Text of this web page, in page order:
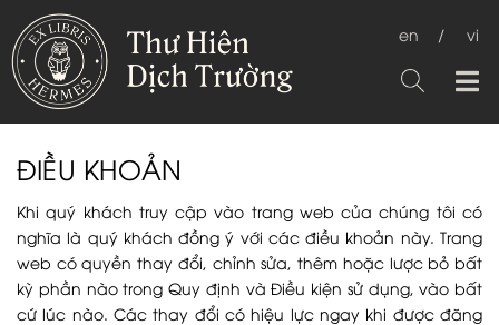
en / vi
ĐIỀU KHOẢN
Khi quý khách truy cập vào trang web của chúng tôi có
nghĩa là quý khách đồng ý với các điều khoản này. Trang
web có quyền thay đổi, chỉnh sửa, thêm hoặc lược bỏ bất
kỳ phần nào trong Quy định và Điều kiện sử dụng, vào bất
cứ lúc nào. Các thay đổi có hiệu lực ngay khi được đăng